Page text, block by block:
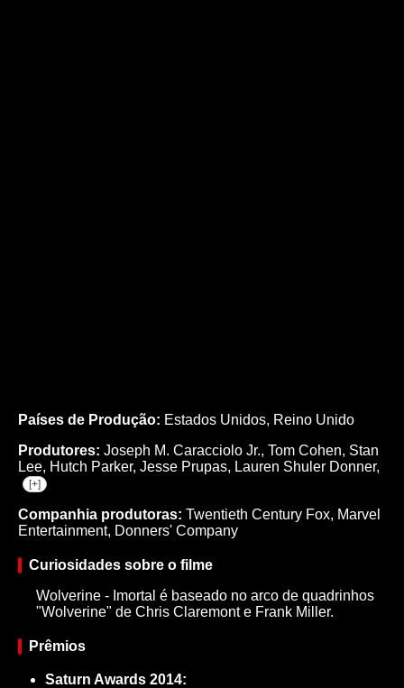
Países de Produção: Estados Unidos, Reino Unido
Produtores: Joseph M. Caracciolo Jr., Tom Cohen, Stan
Lee, Hutch Parker, Jesse Prupas, Lauren Shuler Donner,
[+]
Companhia produtoras: Twentieth Century Fox, Marvel
Entertainment, Donners' Company
Curiosidades sobre o filme
Wolverine - Imortal é baseado no arco de quadrinhos
"Wolverine" de Chris Claremont e Frank Miller.
Prêmios
Saturn Awards 2014: